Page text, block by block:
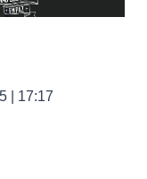
| 17:17